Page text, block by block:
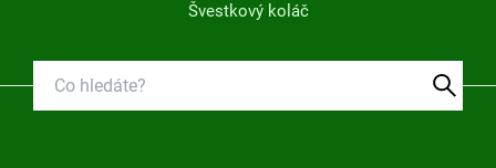
Švestkový koláč